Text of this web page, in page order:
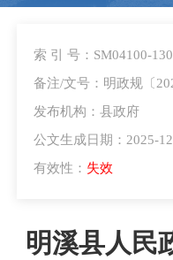
索 引 号：SM04100-
备注/文号：明政规〔
发布机构：县政府
公文生成日期：2025-
有效性： 失效
明溪县人民